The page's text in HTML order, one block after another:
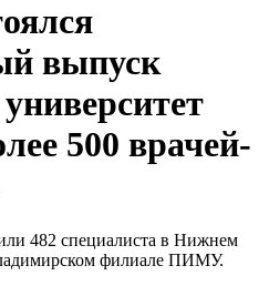
выпуск
500 врачей-
482 специалиста в Нижнем
филиале ПИМУ.